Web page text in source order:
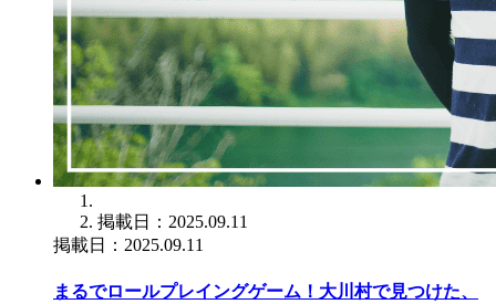
掲載日：2025.09.11
掲載日：2025.09.11
まるでロールプレイングゲーム！大川村で見つけた、